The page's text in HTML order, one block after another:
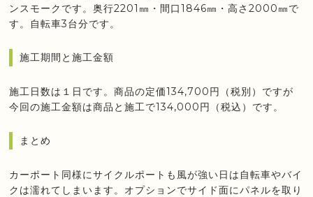
ンスモークです。奥行2201㎜・間口1846㎜・高さ2000㎜で
す。自転車3台分です。
施工期間と施工金額
施工日数は１日です。商品の定価134,700円（税別）ですが
今回の施工金額は商品と施工で134,000円（税込）です。
まとめ
カーポート同様にサイクルポートも風が強い日は自転車やバイ
クは濡れてしまいます。オプションでサイド面にパネルを取り